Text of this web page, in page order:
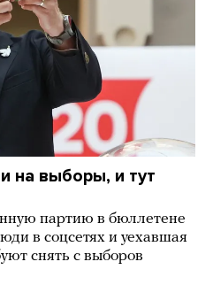
на выборы, и тут
партию в бюллетене
в соцсетях и уехавшая
снять с выборов